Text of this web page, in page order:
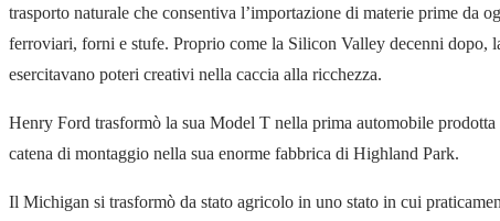
trasporto naturale che consentiva l’importazione di materie prime da
ferroviari, forni e stufe. Proprio come la Silicon Valley decenni dopo,
esercitavano poteri creativi nella caccia alla ricchezza.
Henry Ford trasformò la sua Model T nella prima automobile
catena di montaggio nella sua enorme fabbrica di Highland Park.
Il Michigan si trasformò da stato agricolo in uno stato in cui